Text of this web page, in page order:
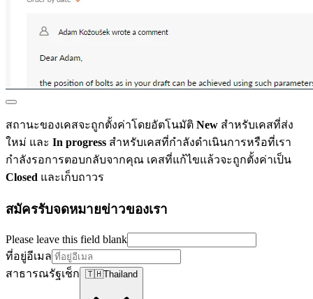
สถานะของเคสจะถูกตั้งค่าโดยอัตโนมัติ New สำหรับเคสที่ส่ง
ใหม่ และ In progress สำหรับเคสที่กำลังดำเนินการหรือที่เรา
กำลังรอการตอบกลับจากคุณ เคสที่แก้ไขแล้วจะถูกตั้งค่าเป็น
Closed และเก็บถาวร
สมัครรับจดหมายข่าวของเรา
Please leave this field blank
ที่อยู่อีเมล
สาธารณรัฐเช็ก 🇹🇭Thailand